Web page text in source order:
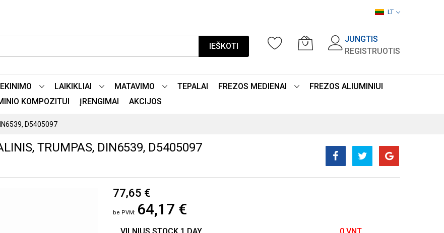
LT
IEŠKOTI
JUNGTIS
REGISTRUOTIS
LAIKIKLIAI MATAVIMO TEPALAI FREZOS MEDIENAI
FREZOS ALIUMINIUI
KOMPOZITUI ĮRENGIMAI AKCIJOS
D5405097
TRUMPAS, DIN6539, D5405097
77,65 €
64,17 €
VILNIUS STOCK 1 DAY 0 VNT.